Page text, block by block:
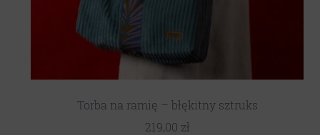
Torba na ramię – błękitny sztruks
219,00 zł